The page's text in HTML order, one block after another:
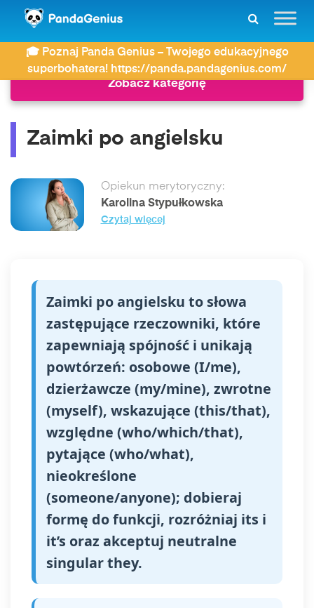
🎓 Poznaj Panda Genius – Twojego edukacyjnego
superbohatera! https://panda.pandagenius.com/
ZDAY Język angielski Zaimki po angielsku
Zobacz kategorię
Zaimki po angielsku
Opiekun merytoryczny:
Karolina Stypułkowska
Czytaj więcej
Zaimki po angielsku to słowa
zastępujące rzeczowniki, które
zapewniają spójność i unikają
powtórzeń: osobowe (I/me),
dzierżawcze (my/mine), zwrotne
(myself), wskazujące (this/that),
względne (who/which/that),
pytające (who/what),
nieokreślone
(someone/anyone); dobieraj
formę do funkcji, rozróżniaj its i
it’s oraz akceptuj neutralne
singular they.